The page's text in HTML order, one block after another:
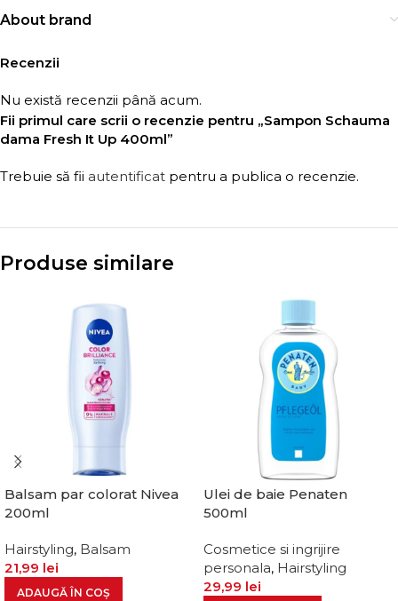
About brand
Recenzii
Nu există recenzii până acum.
Fii primul care scrii o recenzie pentru „Sampon Schauma
dama Fresh It Up 400ml”
Trebuie să fii autentificat pentru a publica o recenzie.
Produse similare
Balsam par colorat Nivea
200ml
Hairstyling, Balsam
21,99 lei
ADAUGĂ ÎN COȘ
Ulei de baie Penaten
500ml
Cosmetice si ingrijire
personala, Hairstyling
29,99 lei